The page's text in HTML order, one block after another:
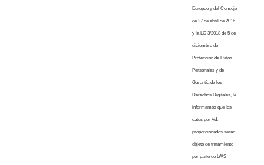
Europeo y del Consejo
de 27 de abril de 2016
y la LO 3/2018 de 5 de
diciembre de
Protección de Datos
Personales y de
Garantía de los
Derechos Digitales, le
informamos que los
datos por Vd.
proporcionados serán
objeto de tratamiento
por parte de LWS